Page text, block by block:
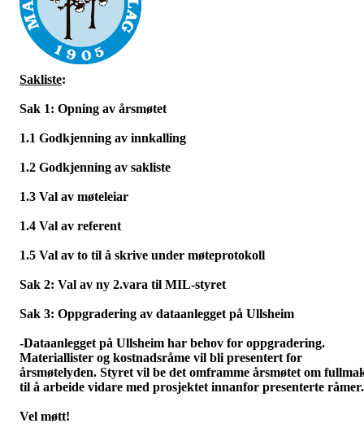
Sakliste:
Sak 1: Opning av årsmøtet
1.1 Godkjenning av innkalling
1.2 Godkjenning av sakliste
1.3 Val av møteleiar
1.4 Val av referent
1.5 Val av to til å skrive under møteprotokoll
Sak 2: Val av ny 2.vara til MIL-styret
Sak 3: Oppgradering av dataanlegget på Ullsheim
-Dataanlegget på Ullsheim har behov for oppgradering.
Materiallister og kostnadsråme vil bli presentert for
årsmøtelyden. Styret vil be det omframme årsmøtet om
til å arbeide vidare med prosjektet innanfor presenterte råmer.
Vel møtt!